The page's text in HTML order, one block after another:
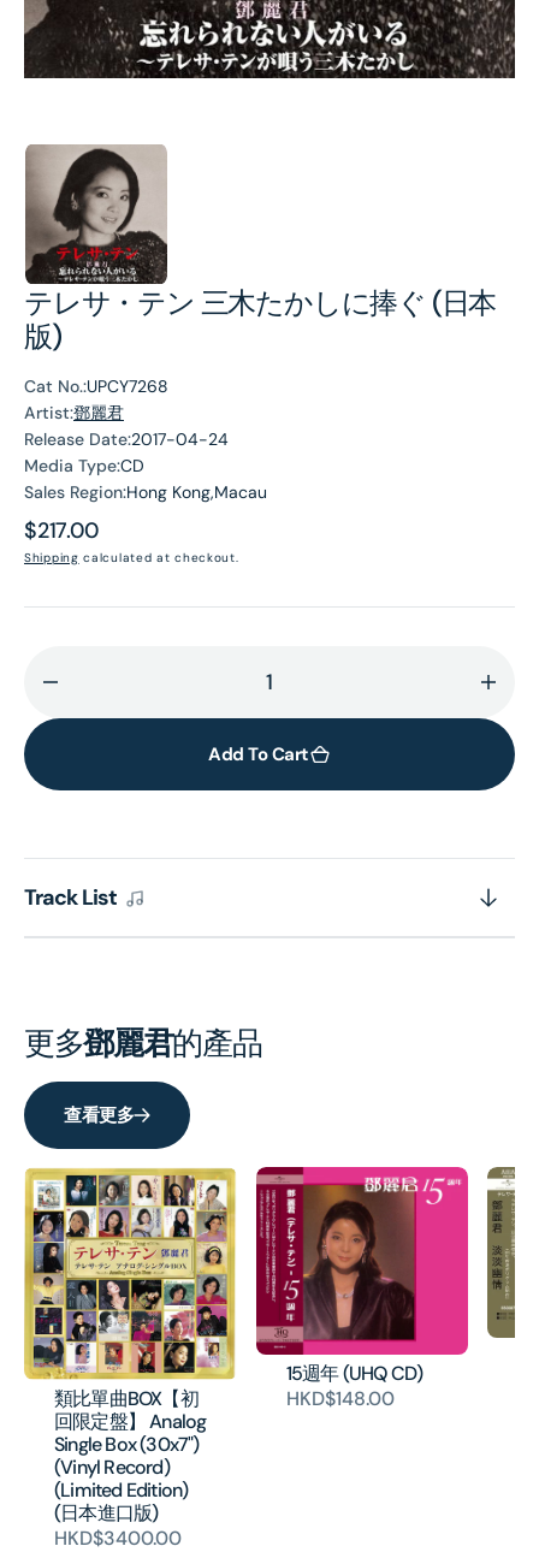
テレサ・テン 三木たかしに捧ぐ (日本
版)
Cat No.:UPCY7268
Artist:鄧麗君
Release Date:2017-04-24
Media Type:CD
Sales Region:Hong Kong,Macau
Regular
price
$217.00
Shipping calculated at checkout.
quantity
テ
テ
ン
し
ぐ
(日
本
版)
for
テ
テ
ン
本
版)
Add To Cart
Track List
更多鄧麗君的產品
查看更多
類比單曲BOX【初
回限定盤】 Analog
Single Box (30x7")
(Vinyl Record)
(Limited Edition)
(日本進口版)
HKD$3400.00
15週年 (UHQ CD)
HKD$148.00